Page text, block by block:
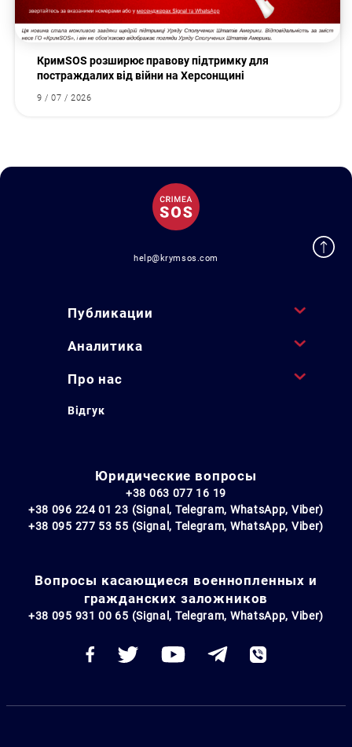
КримSOS розширює правову підтримку для
постраждалих від війни на Херсонщині
9 / 07 / 2026
help@krymsos.com
Публикации
Аналитика
Про нас
Відгук
Юридические вопросы
+38 063 077 16 19
+38 096 224 01 23 (Signal, Telegram, WhatsApp, Viber)
+38 095 277 53 55 (Signal, Telegram, WhatsApp, Viber)
Вопросы касающиеся военнопленных и
гражданских заложников
+38 095 931 00 65 (Signal, Telegram, WhatsApp, Viber)